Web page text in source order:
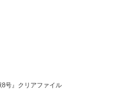
8号』クリアファイル